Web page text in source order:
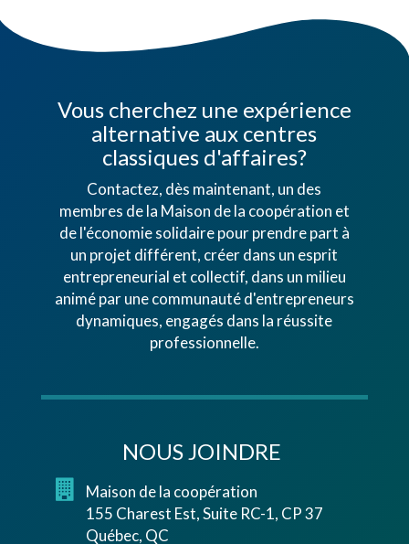
Vous cherchez une expérience
alternative aux centres
classiques d'affaires?
Contactez, dès maintenant, un des
membres de la Maison de la coopération et
de l'économie solidaire pour prendre part à
un projet différent, créer dans un esprit
entrepreneurial et collectif, dans un milieu
animé par une communauté d'entrepreneurs
dynamiques, engagés dans la réussite
professionnelle.
NOUS JOINDRE
Maison de la coopération
155 Charest Est, Suite RC-1, CP 37
Québec, QC